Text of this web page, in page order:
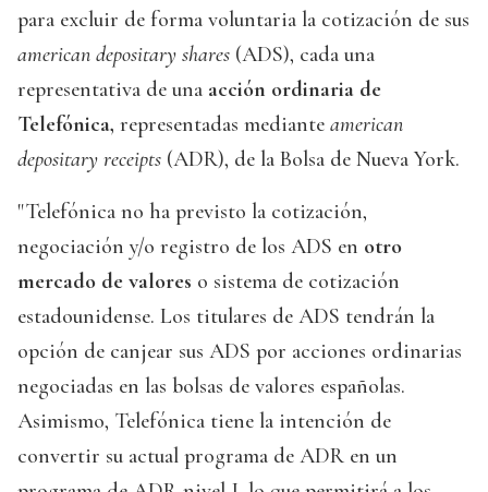
para excluir de forma voluntaria la cotización de sus
american depositary shares (ADS), cada una
representativa de una acción ordinaria de
Telefónica, representadas mediante american
depositary receipts (ADR), de la Bolsa de Nueva York.
"Telefónica no ha previsto la cotización,
negociación y/o registro de los ADS en otro
mercado de valores o sistema de cotización
estadounidense. Los titulares de ADS tendrán la
opción de canjear sus ADS por acciones ordinarias
negociadas en las bolsas de valores españolas.
Asimismo, Telefónica tiene la intención de
convertir su actual programa de ADR en un